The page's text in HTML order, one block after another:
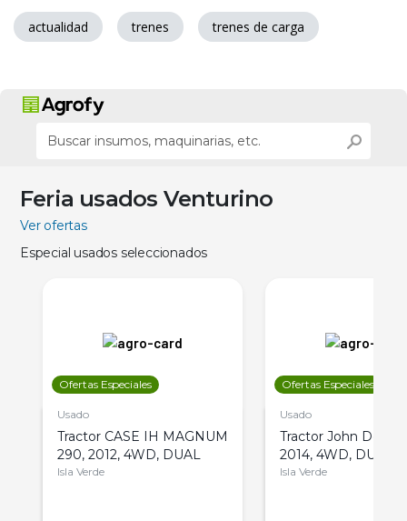
actualidad trenes trenes de carga
Feria usados Venturino
Ver ofertas
Especial usados seleccionados
Ofertas Especiales
Usado
Tractor CASE IH MAGNUM
290, 2012, 4WD, DUAL
Isla Verde
Ofertas Especiales
Usado
Tractor John Deere
2014, 4WD, DUAL
Isla Verde